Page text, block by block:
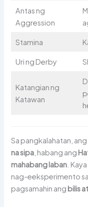
Antas ng
Aggression
Stamina
Uri ng Derby
Katangian ng
Katawan
Sa pangkalahatan, ang
na sipa , habang ang
mahabang laban .
nag-eeksperimento
pagsamahin ang bilis